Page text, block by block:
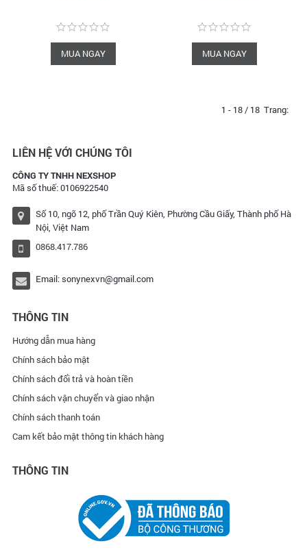
MUA NGAY MUA NGAY
1 - 18 / 18 Trang:
LIÊN HỆ VỚI CHÚNG TÔI
CÔNG TY TNHH NEXSHOP
Mã số thuế: 0106922540
Số 10, ngõ 12, phố Trần Quý Kiên, Phường Cầu Giấy, Thành phố Hà
Nội, Việt Nam
0868.417.786
Email:sonynexvn@gmail.com
THÔNG TIN
Hướng dẫn mua hàng
Chính sách bảo mật
Chính sách đổi trả và hoàn tiền
Chính sách vận chuyển và giao nhận
Chính sách thanh toán
Cam kết bảo mật thông tin khách hàng
THÔNG TIN